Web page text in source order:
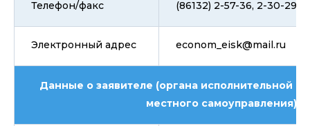
Телефон/факс (86132) 2-57-36, 2-30-29
Электронный адрес econom_eisk@mail.ru
Данные о заявителе (органа исполнительной
местного самоуправления)